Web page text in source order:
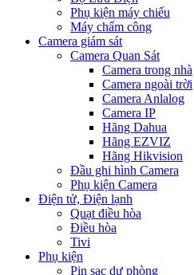
Phụ kiện máy chiếu
Máy chấm công
Camera giám sát
Camera Quan Sát
Camera trong nhà
Camera ngoài trời
Camera Anlalog
Camera IP
Hãng Dahua
Hãng EZVIZ
Hãng Hikvision
Đầu ghi hình Camera
Phụ kiện Camera
Điện tử, Điện lạnh
Quạt điều hòa
Điều hòa
Tivi
Phụ kiện
Pin sạc dự phòng